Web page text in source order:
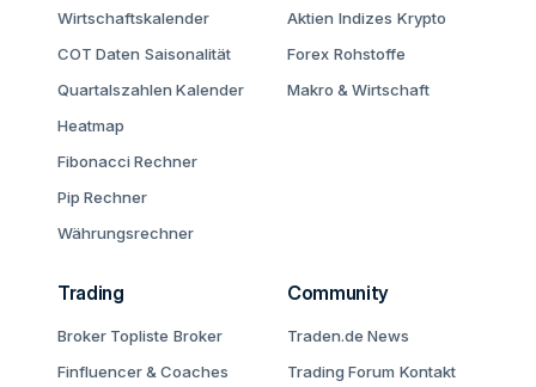
Wirtschaftskalender
COT Daten Saisonalität
Quartalszahlen Kalender
Heatmap
Fibonacci Rechner
Pip Rechner
Währungsrechner
Aktien Indizes Krypto
Forex Rohstoffe
Makro & Wirtschaft
Trading
Broker Topliste Broker
Finfluencer & Coaches
Community
Traden.de News
Trading Forum Kontakt